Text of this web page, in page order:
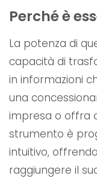
Perché è
La potenza di
capacità di
in informazioni
una
impresa o offra
strumento è
intuitivo,
raggiungere il